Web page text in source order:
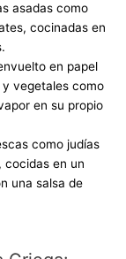
asadas como
cocinadas en
en papel
vegetales como
en su propio
como judías
cocidas en un
una salsa de